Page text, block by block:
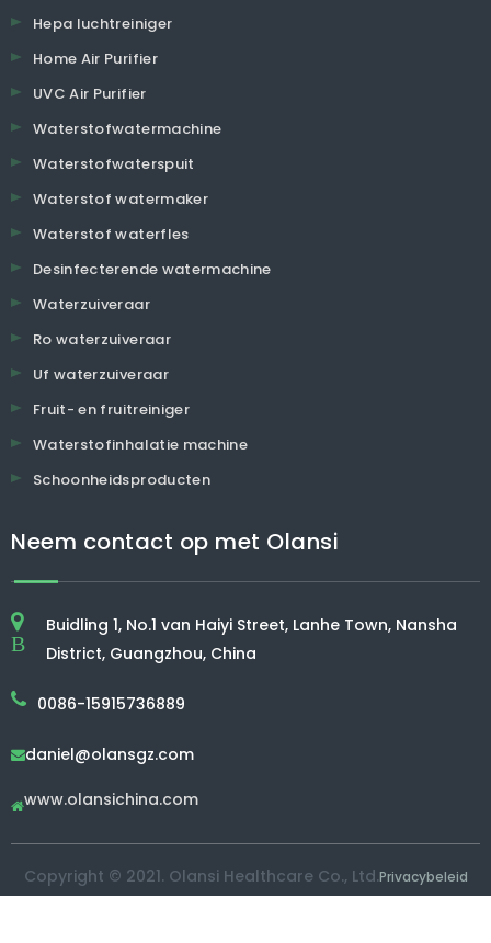
Hepa luchtreiniger
Home Air Purifier
UVC Air Purifier
Waterstofwatermachine
Waterstofwaterspuit
Waterstof watermaker
Waterstof waterfles
Desinfecterende watermachine
Waterzuiveraar
Ro waterzuiveraar
Uf waterzuiveraar
Fruit- en fruitreiniger
Waterstofinhalatie machine
Schoonheidsproducten
Neem contact op met Olansi
B
Buidling 1, No.1 van Haiyi Street, Lanhe Town, Nansha
District, Guangzhou, China
0086-15915736889
daniel@olansgz.com
www.olansichina.com
Copyright © 2021. Olansi Healthcare Co., Ltd.Privacybeleid